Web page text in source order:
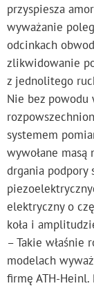
przyspiesza
wyważanie
odcinkach
zlikwidowanie
z jednolitego
Nie bez powodu
systemem
wywołane
drgania podpory
elektryczny o
koła i
– Takie właśnie
modelach
firmę ATH-